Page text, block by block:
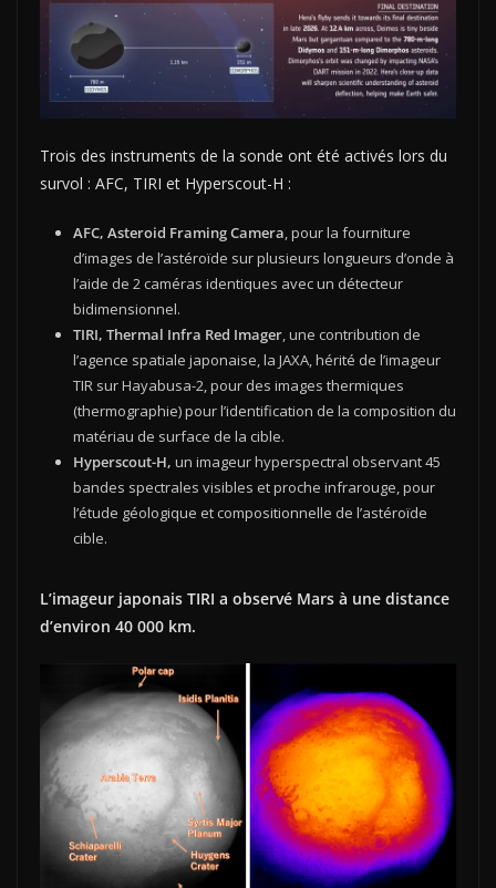
Trois des instruments de la sonde ont été activés lors du
survol : AFC, TIRI et Hyperscout-H :
AFC, Asteroid Framing Camera, pour la fourniture
d’images de l’astéroïde sur plusieurs longueurs d’onde à
l’aide de 2 caméras identiques avec un détecteur
bidimensionnel.
TIRI, Thermal Infra Red Imager, une contribution de
l’agence spatiale japonaise, la JAXA, hérité de l’imageur
TIR sur Hayabusa-2, pour des images thermiques
(thermographie) pour l’identification de la composition du
matériau de surface de la cible.
Hyperscout-H, un imageur hyperspectral observant 45
bandes spectrales visibles et proche infrarouge, pour
l’étude géologique et compositionnelle de l’astéroïde
cible.
L’imageur japonais TIRI a observé Mars à une distance
d’environ 40 000 km.